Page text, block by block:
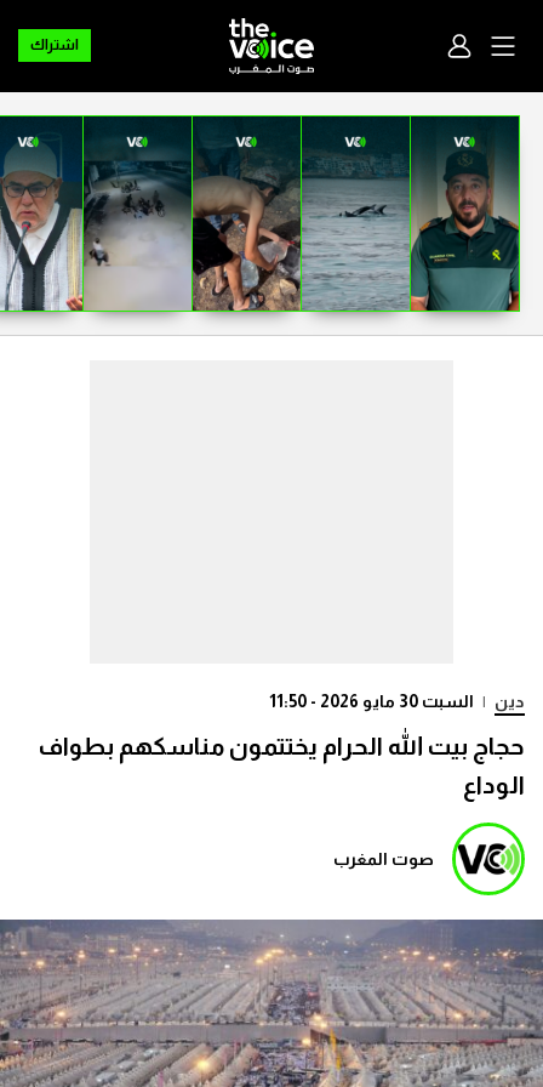
اشتراك
دين | السبت 30 مايو 2026 - 11:50
حجاج بيت الله الحرام يختتمون مناسكهم بطواف
الوداع
صوت المغرب